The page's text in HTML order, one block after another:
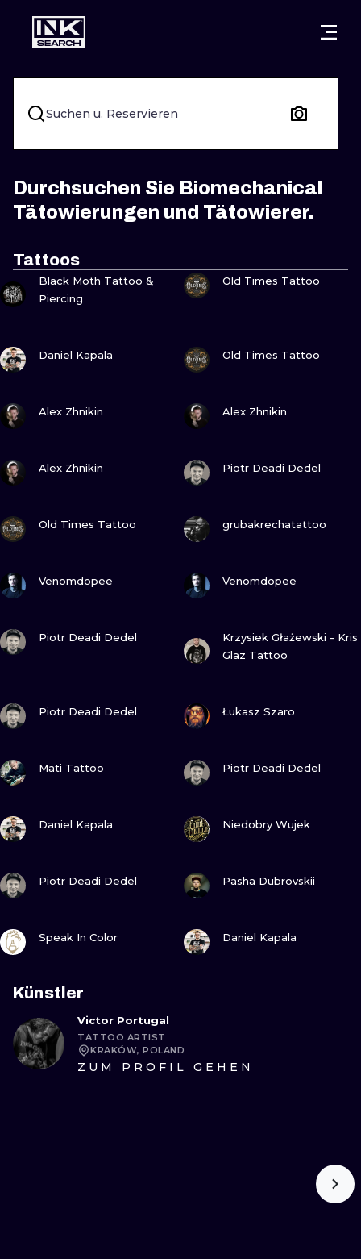
STÄDTE WARSCHAU
KRAKAU
BERLIN LONDON
HEIDELBERG EDINBURGH
MANCHESTER AMSTERDAM
ATHEN BUDAPEST
STYLES
UNTERTITEL
NEW
SURREAL
JAPANISCH
MINIMALISM
Suchen u. Reservieren
Durchsuchen Sie Biomechanical
Tätowierungen und Tätowierer.
Tattoos
SEHE
Black Moth Tattoo &
Piercing
SEHE
Old Times Tattoo
Daniel Kapala Old Times Tattoo
Alex Zhnikin Alex Zhnikin
Alex Zhnikin Piotr Deadi Dedel
Old Times Tattoo grubakrechatattoo
Venomdopee Venomdopee
Piotr Deadi Dedel
Krzysiek Głażewski - Kris
Glaz Tattoo
Piotr Deadi Dedel Łukasz Szaro
Mati Tattoo Piotr Deadi Dedel
Daniel Kapala Niedobry Wujek
Piotr Deadi Dedel Pasha Dubrovskii
Speak In Color Daniel Kapala
Künstler
Victor Portugal
TATTOO ARTIST
KRAKÓW, POLAND
ZUM PROFIL GEHEN